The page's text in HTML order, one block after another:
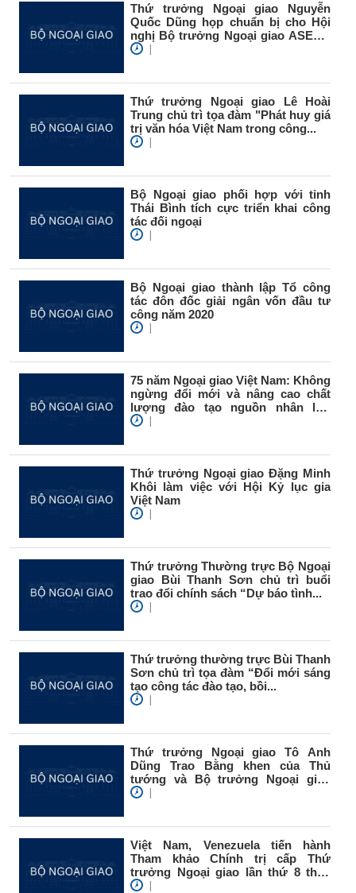
Thứ trưởng Ngoại giao Nguyễn
Quốc Dũng họp chuẩn bị cho Hội
nghị Bộ trưởng Ngoại giao ASEAN
lần...|
Thứ trưởng Ngoại giao Lê Hoài
Trung chủ trì tọa đàm "Phát huy giá
trị văn hóa Việt Nam trong công...
|
Bộ Ngoại giao phối hợp với tỉnh
Thái Bình tích cực triển khai công
tác đối ngoại
|
Bộ Ngoại giao thành lập Tổ công
tác đôn đốc giải ngân vốn đầu tư
công năm 2020
|
75 năm Ngoại giao Việt Nam: Không
ngừng đổi mới và nâng cao chất
lượng đào tạo nguồn nhân lực
đối...|
Thứ trưởng Ngoại giao Đặng Minh
Khôi làm việc với Hội Kỷ lục gia
Việt Nam
|
Thứ trưởng Thường trực Bộ Ngoại
giao Bùi Thanh Sơn chủ trì buổi
trao đổi chính sách “Dự báo tình...
|
Thứ trưởng thường trực Bùi Thanh
Sơn chủ trì tọa đàm “Đổi mới sáng
tạo công tác đào tạo, bồi...
|
Thứ trưởng Ngoại giao Tô Anh
Dũng Trao Bằng khen của Thủ
tướng và Bộ trưởng Ngoại giao
trong công...
|
Việt Nam, Venezuela tiến hành
Tham khảo Chính trị cấp Thứ
trưởng Ngoại giao lần thứ 8 theo
hình...
|